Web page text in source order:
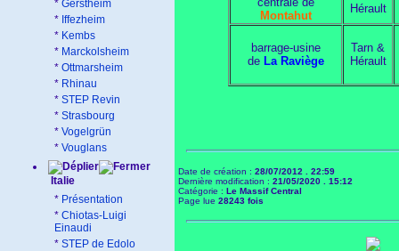
* Gerstheim
* Iffezheim
* Kembs
* Marckolsheim
* Ottmarsheim
* Rhinau
* STEP Revin
* Strasbourg
* Vogelgrün
* Vouglans
Italie
* Présentation
* Chiotas-Luigi
Einaudi
* STEP de Edolo
Montahut
Hérault
barrage-usine
de La Raviège
Tarn &
Hérault
Date de création : 28/07/2012 . 22:59
Dernière modification : 21/05/2020 . 15:12
Catégorie : Le Massif Central
Page lue 28243 fois